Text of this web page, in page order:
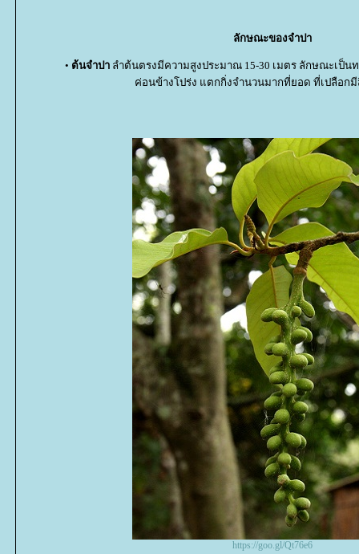
ลักษณะของจำปา
• ต้นจำปา ลำต้นตรงมีความสูงประมาณ 15-30 เมตร ลักษณะเป็น
ค่อนข้างโปร่ง แตกกิ่งจำนวนมากที่ยอด ที่เปลือกมี
https://goo.gl/Qt76e6